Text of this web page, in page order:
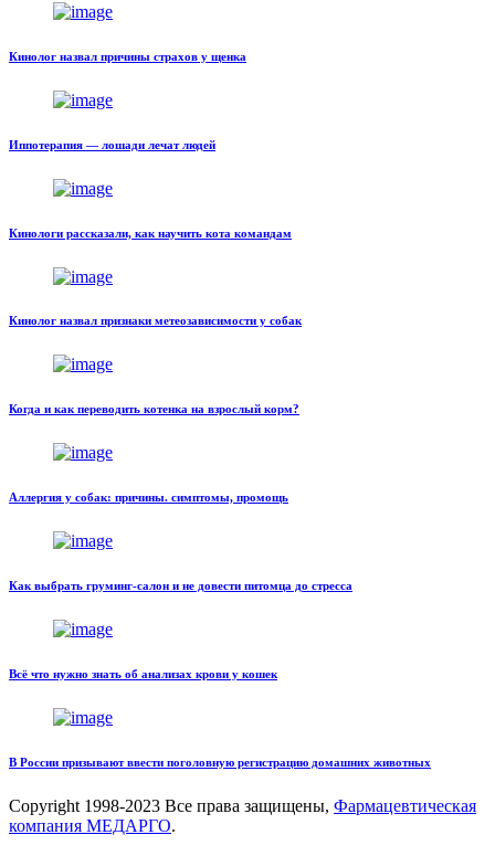
Кинолог назвал причины страхов у щенка
Иппотерапия — лошади лечат людей
Кинологи рассказали, как научить кота командам
Кинолог назвал признаки метеозависимости у собак
Когда и как переводить котенка на взрослый корм?
Аллергия у собак: причины. симптомы, промощь
Как выбрать груминг-салон и не довести питомца до стресса
Всё что нужно знать об анализах крови у кошек
В России призывают ввести поголовную регистрацию домашних животных
Copyright 1998-2023 Все права защищены, Фармацевтическая
компания МЕДАРГО.